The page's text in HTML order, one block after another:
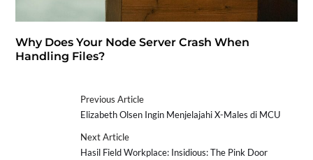
Why Does Your Node Server Crash When
Handling Files?
Previous Article
Elizabeth Olsen Ingin Menjelajahi X-Males di MCU
Next Article
Hasil Field Workplace: Insidious: The Pink Door